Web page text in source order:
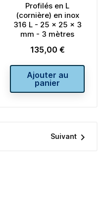
Profilés en L
(cornière) en inox
316 L - 25 x 25 x 3
mm - 3 mètres
Prix
135,00 €
Ajouter au
panier
Suivant 